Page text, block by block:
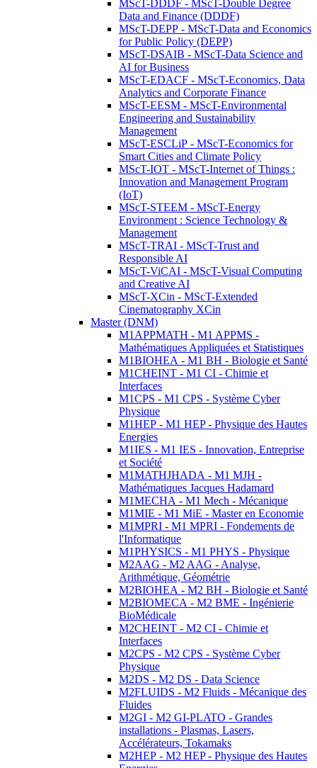
MScT-DDDF - MScT-Double Degree
Data and Finance (DDDF)
MScT-DEPP - MScT-Data and Economics
for Public Policy (DEPP)
MScT-DSAIB - MScT-Data Science and
AI for Business
MScT-EDACF - MScT-Economics, Data
Analytics and Corporate Finance
MScT-EESM - MScT-Environmental
Engineering and Sustainability
Management
MScT-ESCLiP - MScT-Economics for
Smart Cities and Climate Policy
MScT-IOT - MScT-Internet of Things :
Innovation and Management Program
(IoT)
MScT-STEEM - MScT-Energy
Environment : Science Technology &
Management
MScT-TRAI - MScT-Trust and
Responsible AI
MScT-ViCAI - MScT-Visual Computing
and Creative AI
MScT-XCin - MScT-Extended
Cinematography XCin
Master (DNM)
M1APPMATH - M1 APPMS -
Mathématiques Appliquées et Statistiques
M1BIOHEA - M1 BH - Biologie et Santé
M1CHEINT - M1 CI - Chimie et
Interfaces
M1CPS - M1 CPS - Système Cyber
Physique
M1HEP - M1 HEP - Physique des Hautes
Energies
M1IES - M1 IES - Innovation, Entreprise
et Société
M1MATHJHADA - M1 MJH -
Mathématiques Jacques Hadamard
M1MECHA - M1 Mech - Mécanique
M1MIE - M1 MiE - Master en Economie
M1MPRI - M1 MPRI - Fondements de
l'Informatique
M1PHYSICS - M1 PHYS - Physique
M2AAG - M2 AAG - Analyse,
Arithmétique, Géométrie
M2BIOHEA - M2 BH - Biologie et Santé
M2BIOMECA - M2 BME - Ingénierie
BioMédicale
M2CHEINT - M2 CI - Chimie et
Interfaces
M2CPS - M2 CPS - Système Cyber
Physique
M2DS - M2 DS - Data Science
M2FLUIDS - M2 Fluids - Mécanique des
Fluides
M2GI - M2 GI-PLATO - Grandes
installations - Plasmas, Lasers,
Accélérateurs, Tokamaks
M2HEP - M2 HEP - Physique des Hautes